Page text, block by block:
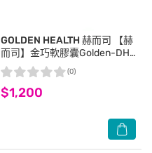
GOLDEN HEALTH 赫而司
【赫
而司】金巧軟膠囊Golden-DHA
藻油(升級版DHA+磷脂絲胺酸
PS)(60顆*1罐)
$1,200
(0)